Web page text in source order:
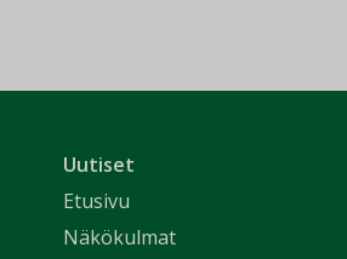
Uutiset
Etusivu
Näkökulmat